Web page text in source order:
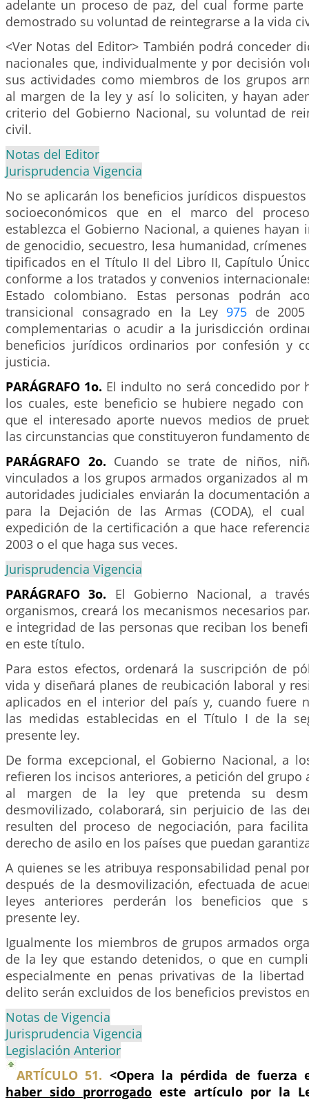
adelante un proceso de paz, del cual forme parte
demostrado su voluntad de reintegrarse a la vida
<Ver Notas del Editor> También podrá conceder
nacionales que, individualmente y por decisión
sus actividades como miembros de los grupos
al margen de la ley y así lo soliciten, y hayan
criterio del Gobierno Nacional, su voluntad de
civil.
Notas del Editor
Jurisprudencia Vigencia
No se aplicarán los beneficios jurídicos
socioeconómicos que en el marco del
establezca el Gobierno Nacional, a quienes
de genocidio, secuestro, lesa humanidad,
tipificados en el Título II del Libro II, Capítulo
conforme a los tratados y convenios
Estado colombiano. Estas personas podrán
transicional consagrado en la Ley 975 de
complementarias o acudir a la jurisdicción
beneficios jurídicos ordinarios por confesión y
justicia.
PARÁGRAFO 1o. El indulto no será concedido por
los cuales, este beneficio se hubiere negado con
que el interesado aporte nuevos medios de
las circunstancias que constituyeron fundamento
PARÁGRAFO 2o. Cuando se trate de niños,
vinculados a los grupos armados organizados al
autoridades judiciales enviarán la documentación
para la Dejación de las Armas (CODA), el
expedición de la certificación a que hace
2003 o el que haga sus veces.
Jurisprudencia Vigencia
PARÁGRAFO 3o. El Gobierno Nacional, a
organismos, creará los mecanismos necesarios
e integridad de las personas que reciban los
en este título.
Para estos efectos, ordenará la suscripción de
vida y diseñará planes de reubicación laboral y
aplicados en el interior del país y, cuando fuere
las medidas establecidas en el Título I de la
presente ley.
De forma excepcional, el Gobierno Nacional, a
refieren los incisos anteriores, a petición del grupo
al margen de la ley que pretenda su
desmovilizado, colaborará, sin perjuicio de las
resulten del proceso de negociación, para
derecho de asilo en los países que puedan
A quienes se les atribuya responsabilidad penal
después de la desmovilización, efectuada de
leyes anteriores perderán los beneficios que
presente ley.
Igualmente los miembros de grupos armados
de la ley que estando detenidos, o que en
especialmente en penas privativas de la
delito serán excluidos de los beneficios previstos
Notas de Vigencia
Jurisprudencia Vigencia
Legislación Anterior
ARTÍCULO 51. <Opera la pérdida de fuerza
haber sido prorrogado este artículo por la